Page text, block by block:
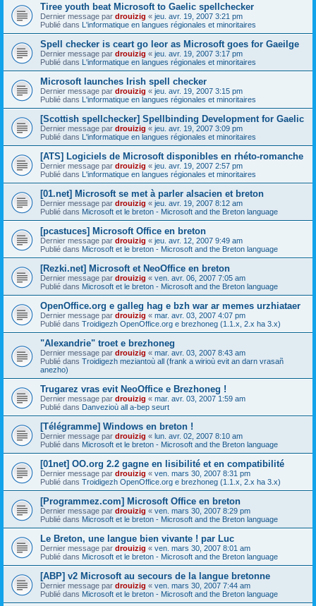
Tiree youth beat Microsoft to Gaelic spellchecker
Dernier message par drouizig « jeu. avr. 19, 2007 3:21 pm
Publié dans L'informatique en langues régionales et minoritaires
Spell checker is ceart go leor as Microsoft goes for Gaeilge
Dernier message par drouizig « jeu. avr. 19, 2007 3:17 pm
Publié dans L'informatique en langues régionales et minoritaires
Microsoft launches Irish spell checker
Dernier message par drouizig « jeu. avr. 19, 2007 3:15 pm
Publié dans L'informatique en langues régionales et minoritaires
[Scottish spellchecker] Spellbinding Development for Gaelic
Dernier message par drouizig « jeu. avr. 19, 2007 3:09 pm
Publié dans L'informatique en langues régionales et minoritaires
[ATS] Logiciels de Microsoft disponibles en rhéto-romanche
Dernier message par drouizig « jeu. avr. 19, 2007 2:57 pm
Publié dans L'informatique en langues régionales et minoritaires
[01.net] Microsoft se met à parler alsacien et breton
Dernier message par drouizig « jeu. avr. 19, 2007 8:12 am
Publié dans Microsoft et le breton - Microsoft and the Breton language
[pcastuces] Microsoft Office en breton
Dernier message par drouizig « jeu. avr. 12, 2007 9:49 am
Publié dans Microsoft et le breton - Microsoft and the Breton language
[Rezki.net] Microsoft et NeoOffice en breton
Dernier message par drouizig « ven. avr. 06, 2007 7:05 am
Publié dans Microsoft et le breton - Microsoft and the Breton language
OpenOffice.org e galleg hag e bzh war ar memes urzhiataer
Dernier message par drouizig « mar. avr. 03, 2007 4:07 pm
Publié dans Troidigezh OpenOffice.org e brezhoneg (1.1.x, 2.x ha 3.x)
"Alexandrie" troet e brezhoneg
Dernier message par drouizig « mar. avr. 03, 2007 8:43 am
Publié dans Troidigezh meziantoù all (frank a wirioù evit an darn vrasañ
anezho)
Trugarez vras evit NeoOffice e Brezhoneg !
Dernier message par drouizig « mar. avr. 03, 2007 1:59 am
Publié dans Danvezioù all a-bep seurt
[Télégramme] Windows en breton !
Dernier message par drouizig « lun. avr. 02, 2007 8:10 am
Publié dans Microsoft et le breton - Microsoft and the Breton language
[01net] OO.org 2.2 gagne en lisibilité et en compatibilité
Dernier message par drouizig « ven. mars 30, 2007 8:31 pm
Publié dans Troidigezh OpenOffice.org e brezhoneg (1.1.x, 2.x ha 3.x)
[Programmez.com] Microsoft Office en breton
Dernier message par drouizig « ven. mars 30, 2007 8:29 pm
Publié dans Microsoft et le breton - Microsoft and the Breton language
Le Breton, une langue bien vivante ! par Luc
Dernier message par drouizig « ven. mars 30, 2007 8:01 am
Publié dans Microsoft et le breton - Microsoft and the Breton language
[ABP] v2 Microsoft au secours de la langue bretonne
Dernier message par drouizig « ven. mars 30, 2007 7:44 am
Publié dans Microsoft et le breton - Microsoft and the Breton language